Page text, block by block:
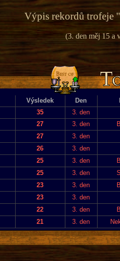
Výpis rekordů trofeje
(3. den měj 15 a
Výsledek Den
35
3. den
27 3. den
27
3. den
26
3. den
25 3. den
25 3. den
23 3. den
23
3. den
22 3. den
21 3. den